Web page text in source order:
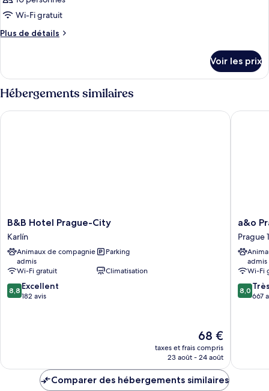
Wi-Fi gratuit
Plus de détails
Plus
le
type
de
Chambre
Voir les prix
Hébergements similaires
B&B
Hotel
Prague-
City
Karlín
B&B Hotel Prague-City
Karlín
Animaux de compagnie
admis
Parking
Wi-Fi gratuit
Climatisation
8.8
sur
8,8 Excellent
182 avis
Le
nouveau
prix
de
68 €
taxes et frais compris
23 août - 24 août
B&B Hotel Prague-City
a&o
Prague
Rhea
Prague
a&o
Prague
admis
Wi-Fi
8.0
sur
8,0
667
a&o
Comparer des hébergements similaires